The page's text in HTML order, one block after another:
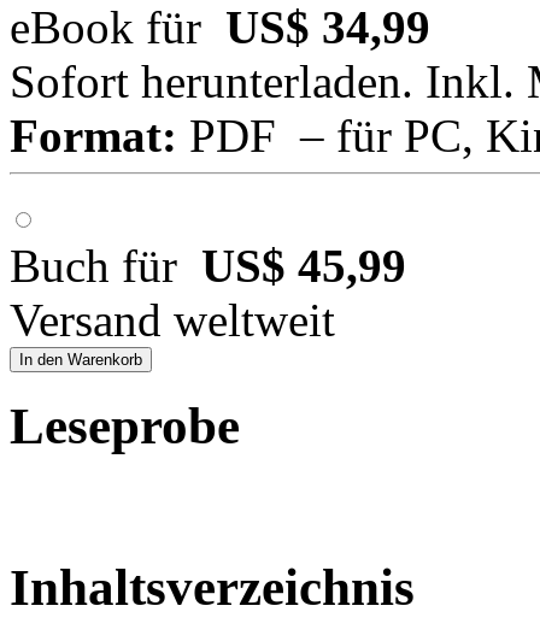
eBook für US$ 34,99
Sofort herunterladen. Inkl.
Format: PDF – für PC,
Buch für US$ 45,99
Versand weltweit
In den Warenkorb
Leseprobe
Inhaltsverzeichnis